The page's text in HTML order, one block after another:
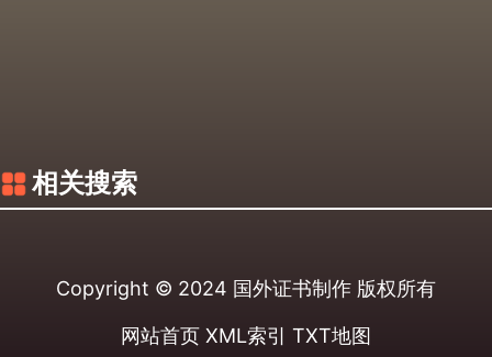
相关搜索
Copyright © 2024 国外证书制作 版权所有
网站首页 XML索引 TXT地图